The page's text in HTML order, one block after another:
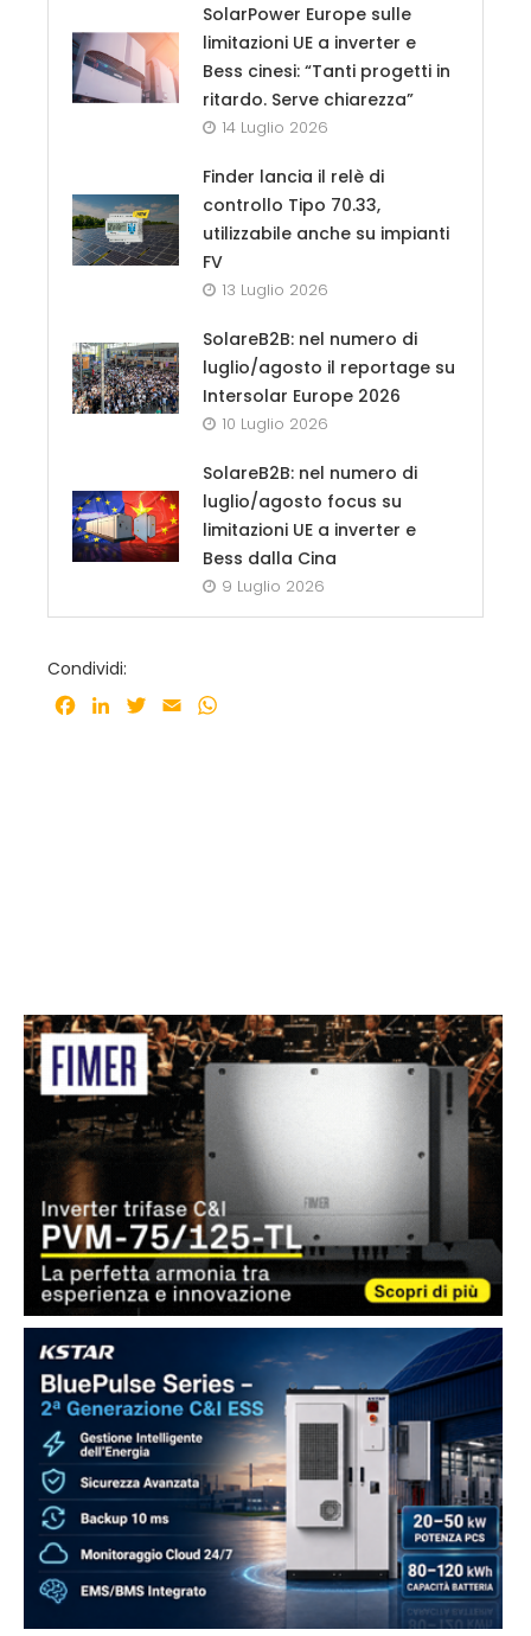
SolarPower Europe sulle
limitazioni UE a inverter e
Bess cinesi: “Tanti progetti in
ritardo. Serve chiarezza”
14 Luglio 2026
Finder lancia il relè di
controllo Tipo 70.33,
utilizzabile anche su impianti
FV
13 Luglio 2026
SolareB2B: nel numero di
luglio/agosto il reportage su
Intersolar Europe 2026
10 Luglio 2026
SolareB2B: nel numero di
luglio/agosto focus su
limitazioni UE a inverter e
Bess dalla Cina
9 Luglio 2026
Condividi:
Facebook
LinkedInTwitter
Email